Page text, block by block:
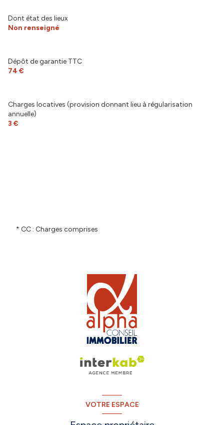
Dont état des lieux
Non renseigné
Dépôt de garantie TTC
74 €
Charges locatives (provision donnant lieu à régularisation
annuelle)
3 €
* CC : Charges comprises
VOTRE ESPACE